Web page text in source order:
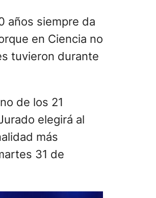
años siempre da
en Ciencia no
tuvieron durante
de los 21
elegirá al
más
31 de